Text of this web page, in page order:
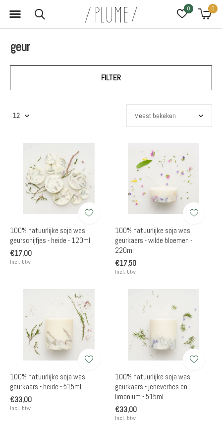
0 0
geur
FILTER
100% natuurlijke soja was
geurschijfjes - heide - 120ml
€17,00
Incl. btw
100% natuurlijke soja was
geurkaars - wilde bloemen -
220ml
€17,50
Incl. btw
100% natuurlijke soja was
geurkaars - heide - 515ml
€33,00
Incl. btw
100% natuurlijke soja was
geurkaars - jeneverbes en
limonium - 515ml
€33,00
Incl. btw